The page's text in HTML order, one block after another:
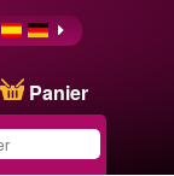
Panier